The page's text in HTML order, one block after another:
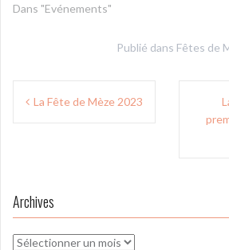
Dans "Evénements"
Publié dans Fêtes de
Navigation
La Fête de Mèze 2023
Archives
Archives